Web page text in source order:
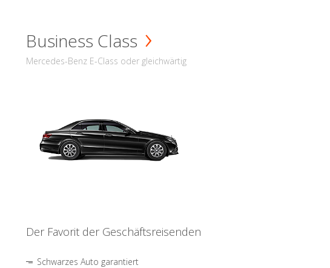
Business Class
Mercedes-Benz E-Class oder gleichwärtig
Der Favorit der Geschäftsreisenden
Schwarzes Auto garantiert